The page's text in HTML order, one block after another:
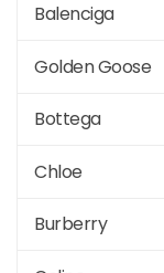
Balenciga
Golden Goose
Bottega
Chloe
Burberry